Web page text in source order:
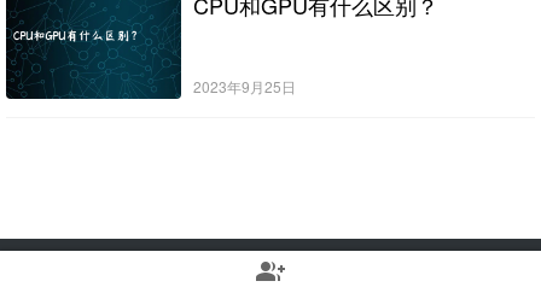
2023年9月25日
Copyright © 2022-2025 Stable Diffusion中文网 版权所有
group_add